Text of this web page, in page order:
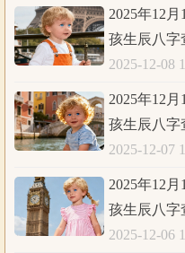
贵杰、诚珀、旭怿
绰耿、舟俊、宸归
朝传、圣怿、颂少
豪汇、桓杉、舟恩
洋桤、佐梓、逍其
寒伦、恒傲、释恩
恩启、毅归、绎伽
涵杰、勋怿、霖家
默宸、轩溥、聪颂
2025年12
孩生辰八字
2025-12-08
2025年12
孩生辰八字
2025-12-07
2025年12
孩生辰八字
2025-12-06